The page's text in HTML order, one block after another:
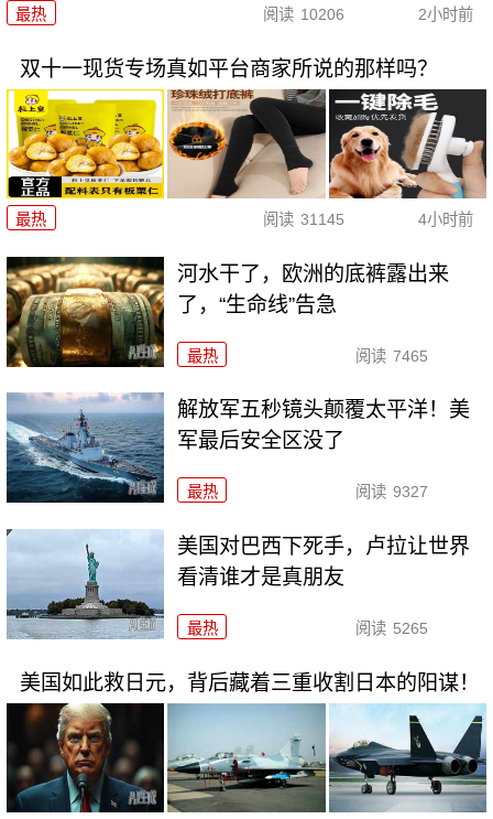
最热 阅读 10206 2小时前
双十一现货专场真如平台商家所说的那样吗？
最热 阅读 31145 4小时前
河水干了，欧洲的底裤露出来
了，“生命线”告急
最热 阅读 7465
解放军五秒镜头颠覆太平洋！美
军最后安全区没了
最热 阅读 9327
美国对巴西下死手，卢拉让世界
看清谁才是真朋友
最热 阅读 5265
美国如此救日元，背后藏着三重收割日本的阳谋！